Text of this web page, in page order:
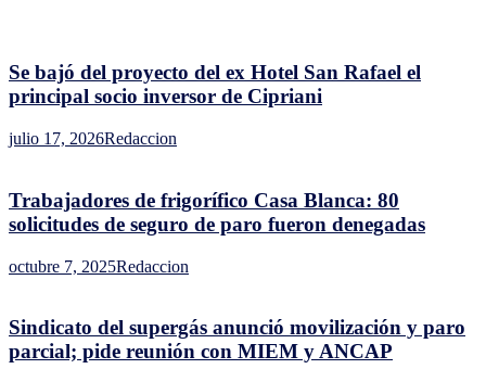
Se bajó del proyecto del ex Hotel San Rafael el
principal socio inversor de Cipriani
julio 17, 2026Redaccion
Trabajadores de frigorífico Casa Blanca: 80
solicitudes de seguro de paro fueron denegadas
octubre 7, 2025Redaccion
Sindicato del supergás anunció movilización y paro
parcial; pide reunión con MIEM y ANCAP